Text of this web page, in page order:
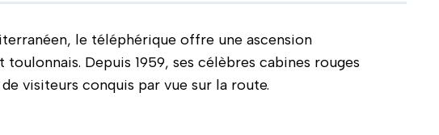
le téléphérique offre une ascension
Depuis 1959, ses célèbres cabines rouges
visiteurs conquis par vue sur la route.